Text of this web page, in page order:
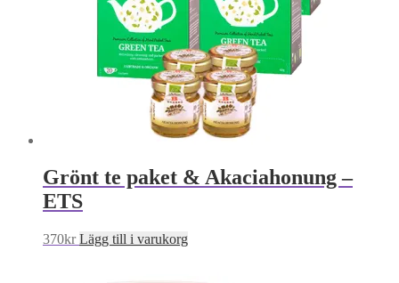
Grönt te paket & Akaciahonung –
ETS
370kr Lägg till i varukorg